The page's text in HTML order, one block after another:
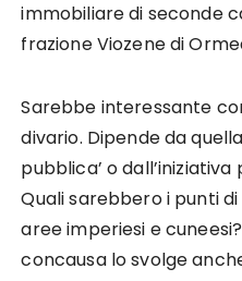
immobiliare di seconde
frazione Viozene di
Sarebbe interessante
divario. Dipende da
pubblica’ o
Quali sarebbero i punti
aree imperiesi e
concausa lo svolge